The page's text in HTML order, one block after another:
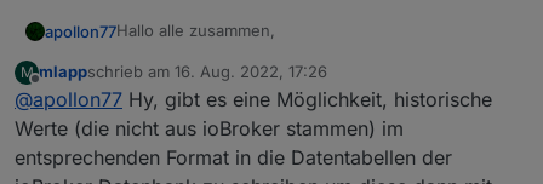
apollon77Hallo alle zusammen,
Nach einer Alpha-Phase (Danke an alle Alphatester!)
kommt im laufe des heutigen nachmittags ein Major-
Update des SQL(und History und InfluxDB)-Adapters
ins Beta/Latest Repo. Viel Spass!
Diese neue (Major!) Version des SQL Adapters räumt
einige Dinge auf und sorgt bei einigen Themen für
mehr Transparenz und Klarheit und bringt noch dazu
Bei Fehlern bitte ggf hier schreiben und dann GitHub
M
Offline
mlappschrieb am 16. Aug. 2022, 17:26
zuletzt editiert von
@apollon77 Hy, gibt es eine Möglichkeit, historische
Werte (die nicht aus ioBroker stammen) im
entsprechenden Format in die Datentabellen der